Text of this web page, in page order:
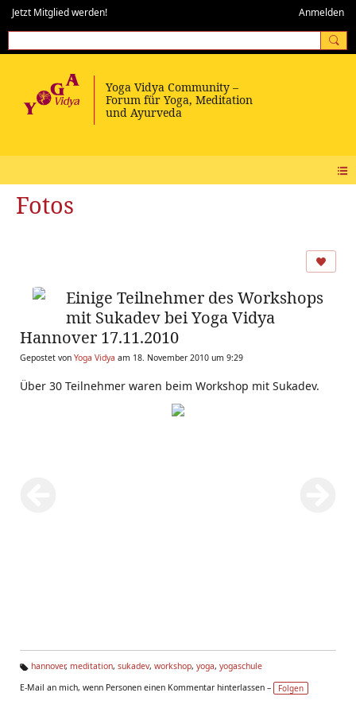
Jetzt Mitglied werden! Anmelden
Fotos
Einige Teilnehmer des Workshops
mit Sukadev bei Yoga Vidya
Hannover 17.11.2010
Gepostet von Yoga Vidya am 18. November 2010 um 9:29
Über 30 Teilnehmer waren beim Workshop mit Sukadev.
g
hannover, meditation, sukadev, workshop, yoga, yogaschule
E-Mail an mich, wenn Personen einen Kommentar hinterlassen –
Folgen